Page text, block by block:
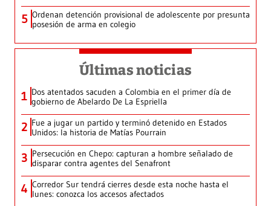
5 Ordenan detención provisional de adolescente por presunta
posesión de arma en colegio
Últimas noticias
1 Dos atentados sacuden a Colombia en el primer día de
gobierno de Abelardo De La Espriella
2 Fue a jugar un partido y terminó detenido en Estados
Unidos: la historia de Matías Pourrain
3 Persecución en Chepo: capturan a hombre señalado de
disparar contra agentes del Senafront
4 Corredor Sur tendrá cierres desde esta noche hasta el
lunes: conozca los accesos afectados